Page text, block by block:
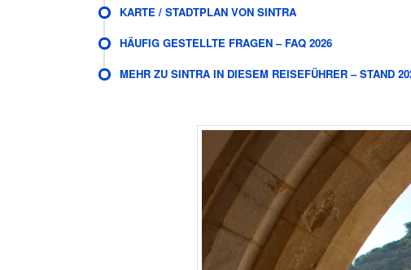
KARTE / STADTPLAN VON SINTRA
HÄUFIG GESTELLTE FRAGEN – FAQ 2026
MEHR ZU SINTRA IN DIESEM REISEFÜHRER – STAND